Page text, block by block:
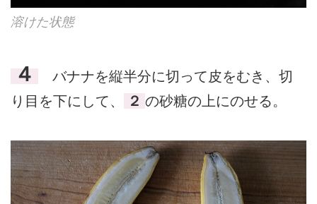
溶けた状態
４
バナナを縦半分に切って皮をむき、切
り目を下にして、
２ の砂糖の上にのせる。